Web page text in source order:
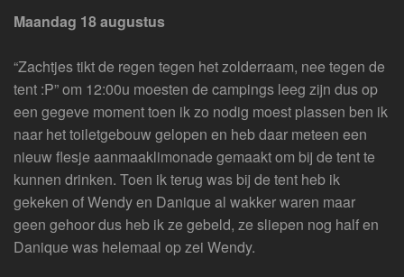
Maandag 18 augustus
“Zachtjes tikt de regen tegen het zolderraam, nee tegen de
tent :P” om 12:00u moesten de campings leeg zijn dus op
een gegeve moment toen ik zo nodig moest plassen ben ik
naar het toiletgebouw gelopen en heb daar meteen een
nieuw flesje aanmaaklimonade gemaakt om bij de tent te
kunnen drinken. Toen ik terug was bij de tent heb ik
gekeken of Wendy en Danique al wakker waren maar
geen gehoor dus heb ik ze gebeld, ze sliepen nog half en
Danique was helemaal op zei Wendy.